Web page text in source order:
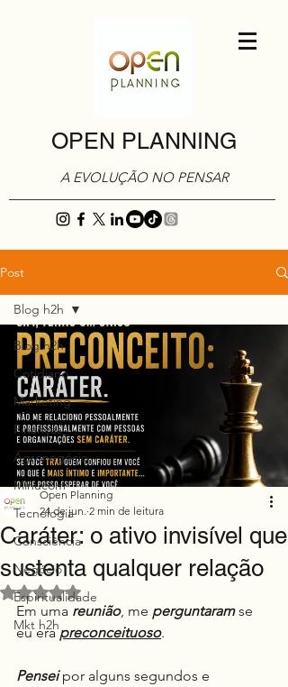
OPEN PLANNING
A EVOLUÇÃO NO PENSAR
Post
Blog h2h
Cotidiano
Marketing
Finanças
Agronegócio
Minucom
Tecnologia
Consciência
Negócio
Espiritualidade
Mkt h2h
Blog h2h
Caráter: o ativo invisível que
sustenta qualquer relação
Open Planning
24 de jun. 2 min de leitura
Avaliado com NaN de 5 estrelas.
Em uma reunião, me perguntaram se
eu era preconceituoso.
Pensei por alguns segundos e